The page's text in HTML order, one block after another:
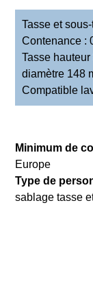
Tasse et
Contenance :
Tasse
diamètre 148
Compatible
Minimum de
Europe
Type de
sablage tasse